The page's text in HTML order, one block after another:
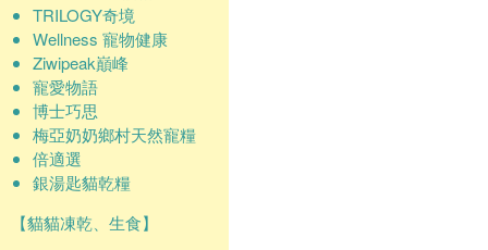
TRILOGY奇境
Wellness 寵物健康
Ziwipeak巔峰
寵愛物語
博士巧思
梅亞奶奶鄉村天然寵糧
倍適選
銀湯匙貓乾糧
【貓貓凍乾、生食】